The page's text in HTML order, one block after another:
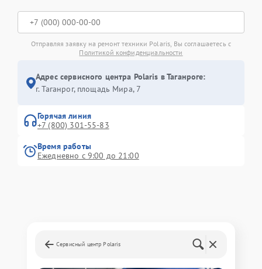
Отправляя заявку на ремонт техники Polaris, Вы соглашаетесь с
Политикой конфиденциальности
Адрес сервисного центра Polaris в Таганроге:
г. Таганрог, площадь Мира, 7
Горячая линия
+7 (800) 301-55-83
Время работы
Ежедневно с 9:00 до 21:00
Сервисный центр Polaris